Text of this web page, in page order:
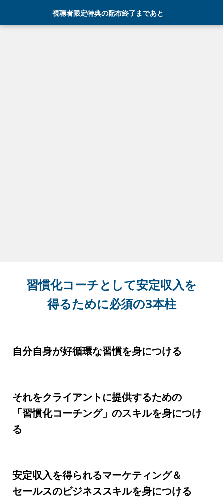
視聴者限定特典の配布終了まであと
習慣化コーチとして安定収入を
得るために必須の3本柱
自分自身が好循環な習慣を身につける
それをクライアントに提供するための
「習慣化コーチング」のスキルを身につけ
る
安定収入を得られるマーケティング＆
セールスのビジネススキルを身につける